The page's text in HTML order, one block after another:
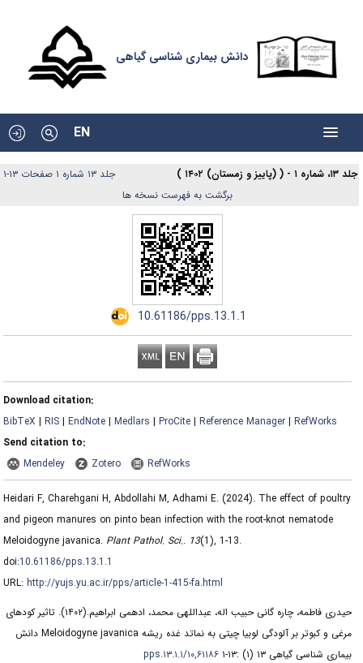
دانش بیماری شناسی گیاهی
EN
۱ - ( (پاییز و زمستان) ۱۴۰۲ ) جلد ۱۳ شماره ۱ صفحات ۱۳-۱
|
برگشت به فهرست نسخه ها
‎ 10.61186/pps.13.1.1
Download citation:
BibTeX |RIS |EndNote |Medlars |ProCite |Reference Manager |RefWorks
Send citation to:
Mendeley
Zotero RefWorks
Heidari F, Charehgani H, Abdollahi M, Adhami E.(2024).The effect of poultry
and pigeon manures on pinto bean infection with the root-knot nematode
Meloidogyne javanica.Plant Pathol. Sci..13(1), 1-13.
doi:10.61186/pps.13.1.1
URL:http://yujs.yu.ac.ir/pps/article-1-415-fa.html
حیدری فاطمه، چاره گانی حبیب اله، عبداللهی محمد، ادهمی ابراهیم.(۱۴۰۲).
تاثیر کودهای
مرغی و کبوتر بر آلودگی لوبیا چیتی به نماتد غده ریشه Meloidogyne javanica دانش
بیماری شناسی گیاهی ۱۳ (۱) :۱۳-۱
۱۰,۶۱۱۸۶/pps.۱۳.۱.۱